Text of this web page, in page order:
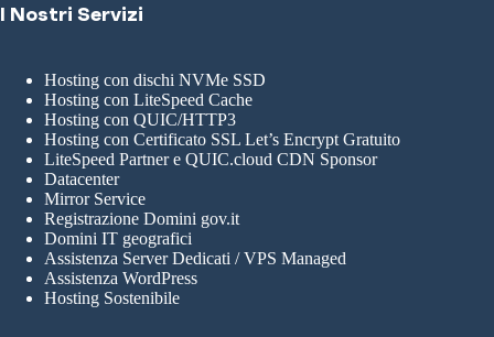
I Nostri Servizi
Hosting con dischi NVMe SSD
Hosting con LiteSpeed Cache
Hosting con QUIC/HTTP3
Hosting con Certificato SSL Let’s Encrypt Gratuito
LiteSpeed Partner e QUIC.cloud CDN Sponsor
Datacenter
Mirror Service
Registrazione Domini gov.it
Domini IT geografici
Assistenza Server Dedicati / VPS Managed
Assistenza WordPress
Hosting Sostenibile